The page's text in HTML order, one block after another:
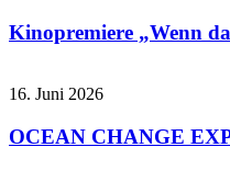
Kinopremiere „Wenn
16. Juni 2026
OCEAN CHANGE